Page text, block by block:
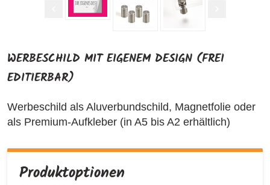
WERBESCHILD MIT EIGENEM DESIGN (FREI
EDITIERBAR)
Werbeschild als Aluverbundschild, Magnetfolie oder
als Premium-Aufkleber (in A5 bis A2 erhältlich)
Produktoptionen